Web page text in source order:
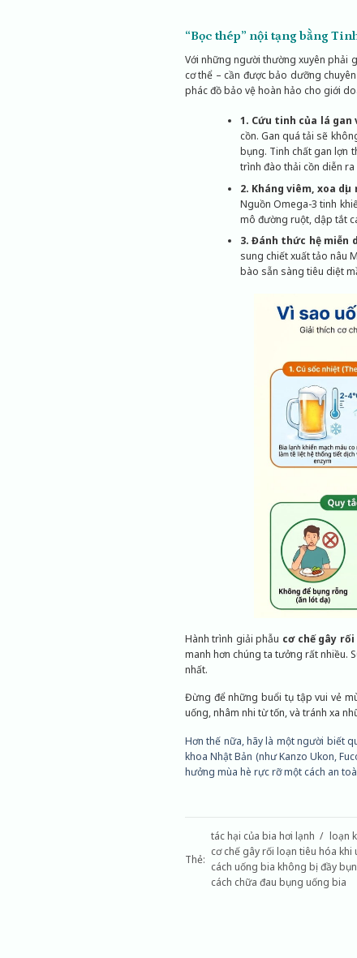
“Bọc thép” nội tạng bằng
Với những người thường xuyên phải
cơ thể – cần được bảo dưỡng
phác đồ bảo vệ hoàn hảo cho giới
1. Cứu tinh của lá gan
cồn. Gan quá tải sẽ
bụng. Tinh chất gan lợn
trình đào thải cồn diễn
2. Kháng viêm, xoa
Nguồn Omega-3 tinh
mô đường ruột, dập tắt
3. Đánh thức hệ miễn
sung chiết xuất tảo nâu
bào sẵn sàng tiêu diệt
Hành trình giải phẫu cơ chế gây
manh hơn chúng ta tưởng rất nhiều.
nhất.
Đừng để những buổi tụ tập vui vẻ
uống, nhâm nhi từ tốn, và tránh xa
Hơn thế nữa, hãy là một người biết
khoa Nhật Bản (như Kanzo Ukon,
hưởng mùa hè rực rỡ một cách an
Thẻ:
tác hại của bia hơi lạnh
loạn
cơ chế gây rối loạn tiêu hóa
cách uống bia không bị đầy
cách chữa đau bụng uống bia